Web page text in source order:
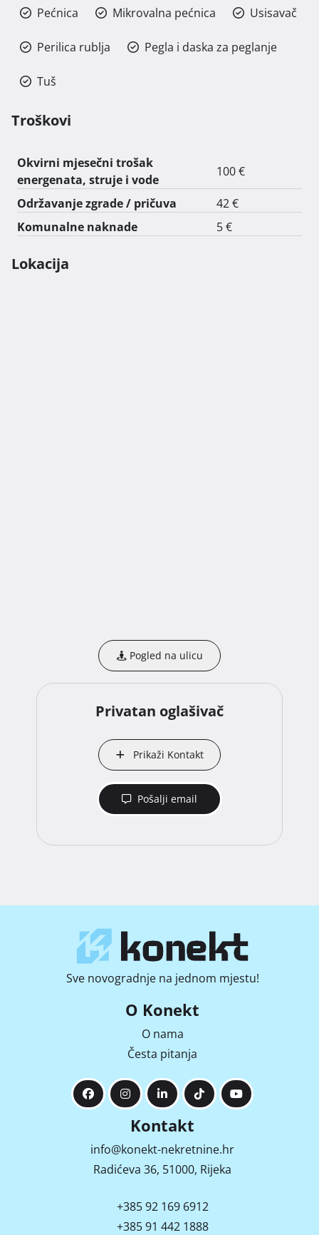
Pećnica Mikrovalna pećnica Usisavač
Perilica rublja Pegla i daska za peglanje
Tuš
Troškovi
Okvirni mjesečni trošak
energenata, struje i vode
100 €
Održavanje zgrade / pričuva
42 €
Komunalne naknade
5 €
Lokacija
Pogled na ulicu
Privatan oglašivač
Prikaži Kontakt
Pošalji email
Sve novogradnje na jednom mjestu!
O Konekt
O nama
Česta pitanja
Kontakt
info@konekt-nekretnine.hr
Radićeva 36, 51000, Rijeka
+385 92 169 6912
+385 91 442 1888